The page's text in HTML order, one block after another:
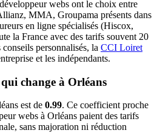
développeur webs ont le choix entre
MMA, Groupama présents dans
en ligne spécialisés (Hiscox,
la France avec des tarifs souvent 20
conseils personnalisés, la CCI Loiret
et les indépendants.
change à Orléans
est de 0.99. Ce coefficient proche
webs à Orléans paient des tarifs
sans majoration ni réduction